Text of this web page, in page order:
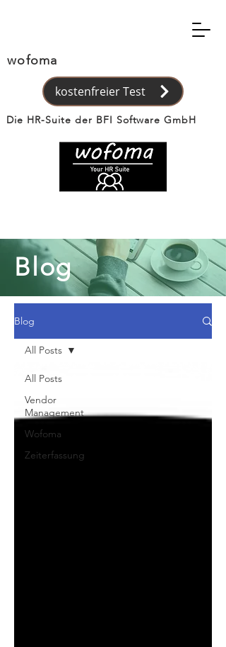
wofoma
Die HR-Suite der BFI Software GmbH
kostenfreier Test
Blog
Blog
All Posts
Vendor
Management
Wofoma
Zeiterfassung
All Posts